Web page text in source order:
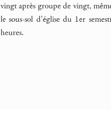
vingt après groupe de vingt,
le sous-sol d’église du 1er
heures.